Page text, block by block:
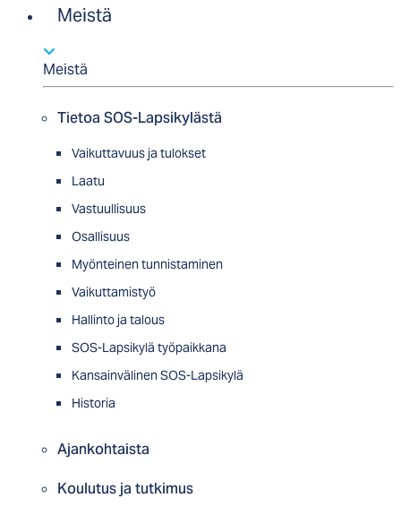
Meistä
Meistä
Tietoa SOS-Lapsikylästä
Vaikuttavuus ja tulokset
Laatu
Vastuullisuus
Osallisuus
Myön­tei­nen tun­nis­ta­minen
Vaikuttamistyö
Hallinto ja talous
SOS-Lapsikylä työpaikkana
Kansainvälinen SOS-Lapsikylä
Historia
Ajankohtaista
Koulutus ja tutkimus